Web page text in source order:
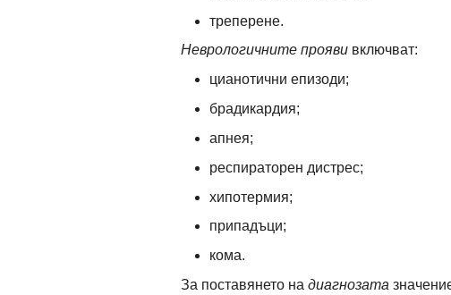
треперене.
Неврологичните прояви включват:
цианотични епизоди;
брадикардия;
апнея;
респираторен дистрес;
хипотермия;
припадъци;
кома.
За поставянето на диагнозата